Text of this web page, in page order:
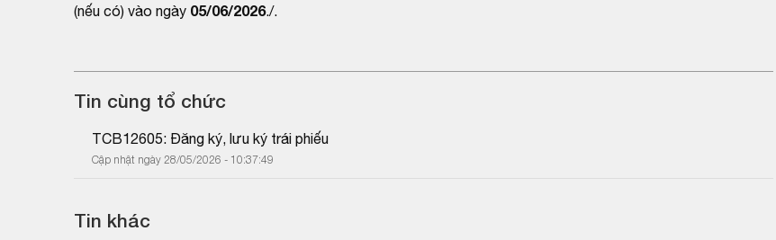
(nếu có) vào ngày 05/06/2026./.
Tin cùng tổ chức
TCB12605: Đăng ký, lưu ký trái phiếu
Cập nhật ngày 28/05/2026 - 10:37:49
Tin khác